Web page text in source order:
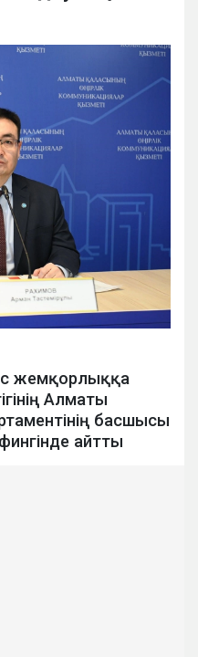
жемқорлыққа
Алматы
басшысы
айтты